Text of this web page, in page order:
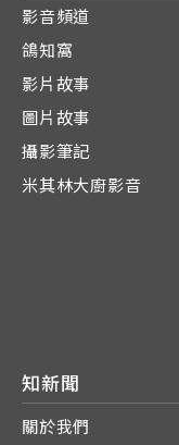
影音頻道
鴿知窩
影片故事
圖片故事
攝影筆記
米其林大廚影音
知新聞
關於我們